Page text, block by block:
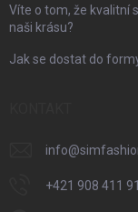
Víte o tom, že kvalitní
naši krásu?
Jak se dostat do
info@
+421 908 411